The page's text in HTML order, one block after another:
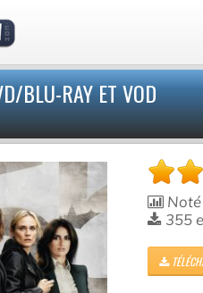
BLU-RAY ET VOD
Noté
355